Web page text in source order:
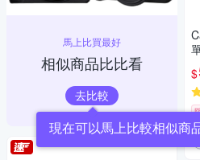
馬上比買最好
相似商品比比看
去比較
現在可以馬上比較相似商
$